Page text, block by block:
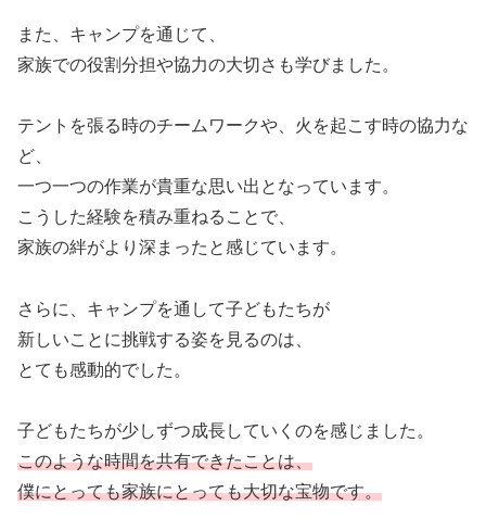
また、キャンプを通じて、
家族での役割分担や協力の大切さも学びました。
テントを張る時のチームワークや、火を起こす時の協力な
ど、
一つ一つの作業が貴重な思い出となっています。
こうした経験を積み重ねることで、
家族の絆がより深まったと感じています。
さらに、キャンプを通して子どもたちが
新しいことに挑戦する姿を見るのは、
とても感動的でした。
子どもたちが少しずつ成長していくのを感じました。
このような時間を共有できたことは、
僕にとっても家族にとっても大切な宝物です。